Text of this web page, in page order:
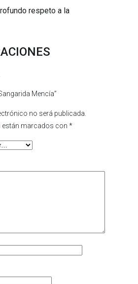
respeto a la
Mencía”
no será publicada.
marcados con *